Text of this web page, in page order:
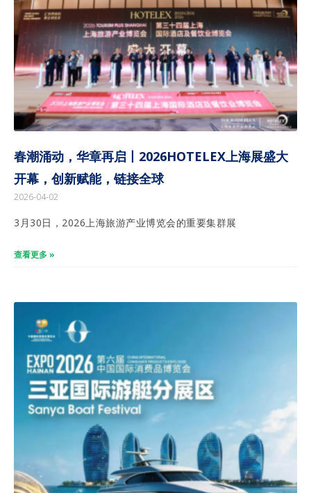
春潮涌动，华章再启丨2026HOTELEX上海展盛大
开幕，创新赋能，链接全球
2026-04-02
3月30日，2026上海旅游产业博览会的重要集群展
查看更多 »